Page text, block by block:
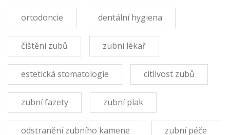
ortodoncie dentální hygiena
čištění zubů zubní lékař
estetická stomatologie citlivost zubů
zubní fazety zubní plak
odstranění zubního kamene zubní péče